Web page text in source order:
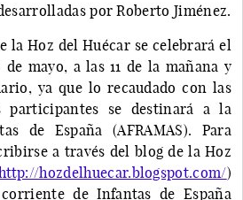
por Roberto Jiménez.
la Hoz del Huécar se celebrará el
mayo, a las 11 de la mañana y
ya que lo recaudado con las
participantes se destinará a la
de España (AFRAMAS). Para
a través del blog de la Hoz
hozdelhuecar.blogspot.com/)
de Infantas de España